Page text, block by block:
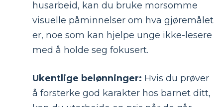
husarbeid, kan du bruke morsomme
visuelle påminnelser om hva gjøremålet
er, noe som kan hjelpe unge ikke-lesere
med å holde seg fokusert.
Ukentlige belønninger: Hvis du prøver
å forsterke god karakter hos barnet ditt,